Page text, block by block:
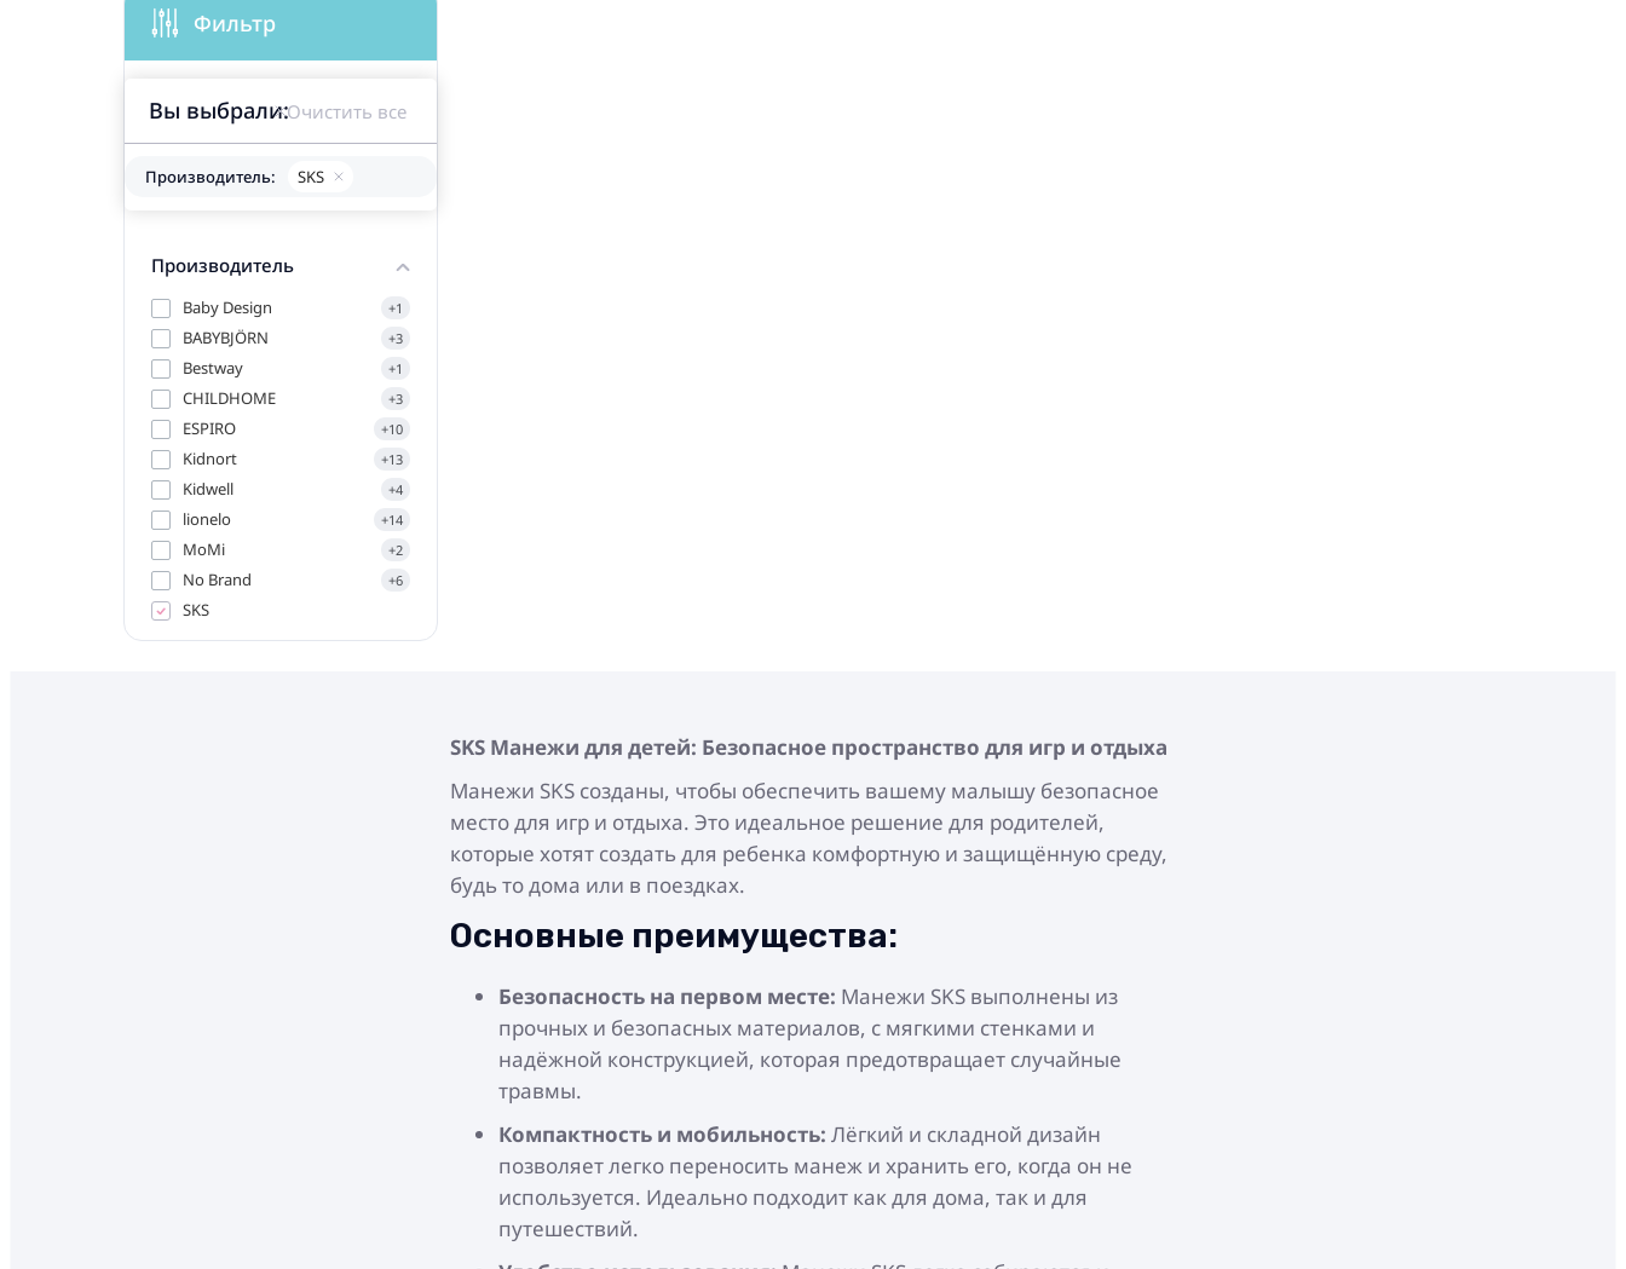
Фильтр
Вы выбрали:
Производитель: SKS
Очистить все
Производитель
Baby Design +1
BABYBJÖRN +3
Bestway +1
CHILDHOME +3
ESPIRO +10
Kidnort +13
Kidwell +4
lionelo +14
MoMi +2
No Brand +6
SKS
SKS Манежи для детей: Безопасное пространство для игр и отдыха
Манежи SKS созданы, чтобы обеспечить вашему малышу безопасное
место для игр и отдыха. Это идеальное решение для родителей,
которые хотят создать для ребенка комфортную и защищённую среду,
будь то дома или в поездках.
Основные преимущества:
Безопасность на первом месте: Манежи SKS выполнены из
прочных и безопасных материалов, с мягкими стенками и
надёжной конструкцией, которая предотвращает случайные
травмы.
Компактность и мобильность: Лёгкий и складной дизайн
позволяет легко переносить манеж и хранить его, когда он не
используется. Идеально подходит как для дома, так и для
путешествий.